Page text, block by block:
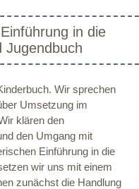
in die
Jugendbuch
Wir sprechen
Umsetzung im
klären den
den Umgang mit
Einführung in die
wir uns mit einem
zunächst die Handlung